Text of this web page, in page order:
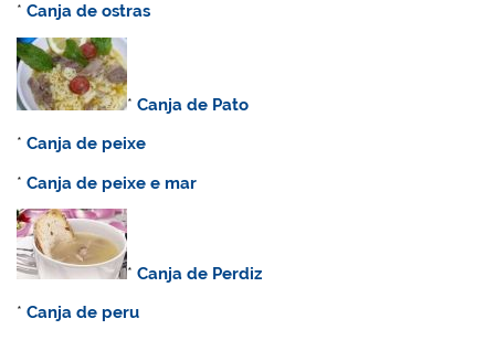
*Canja de ostras
*Canja de Pato
*Canja de peixe
*Canja de peixe e mar
*Canja de Perdiz
*Canja de peru